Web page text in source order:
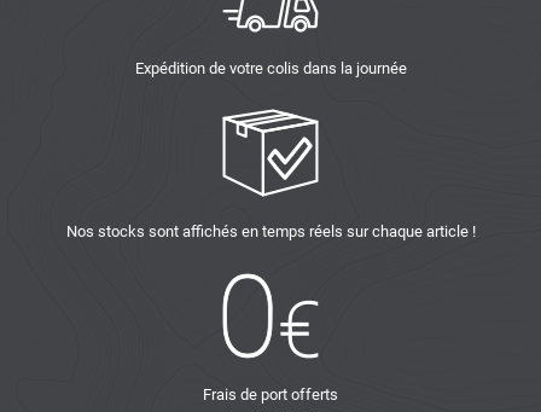
Expédition de votre colis dans la journée
Nos stocks sont affichés en temps réels sur chaque article !
Frais de port offerts